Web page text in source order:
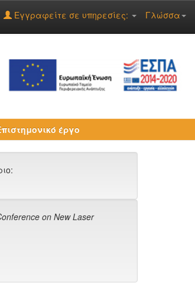
Γλώσσα
Εγγραφείτε σε υπηρεσίες:
έργο
on New Laser